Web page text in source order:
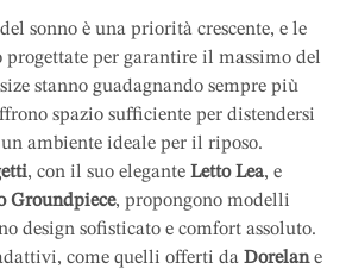
sonno è una priorità crescente, e le
progettate per garantire il massimo del
stanno guadagnando sempre più
spazio sufficiente per distendersi
ambiente ideale per il riposo.
, con il suo elegante Letto Lea, e
Groundpiece, propongono modelli
design sofisticato e comfort assoluto.
come quelli offerti da Dorelane